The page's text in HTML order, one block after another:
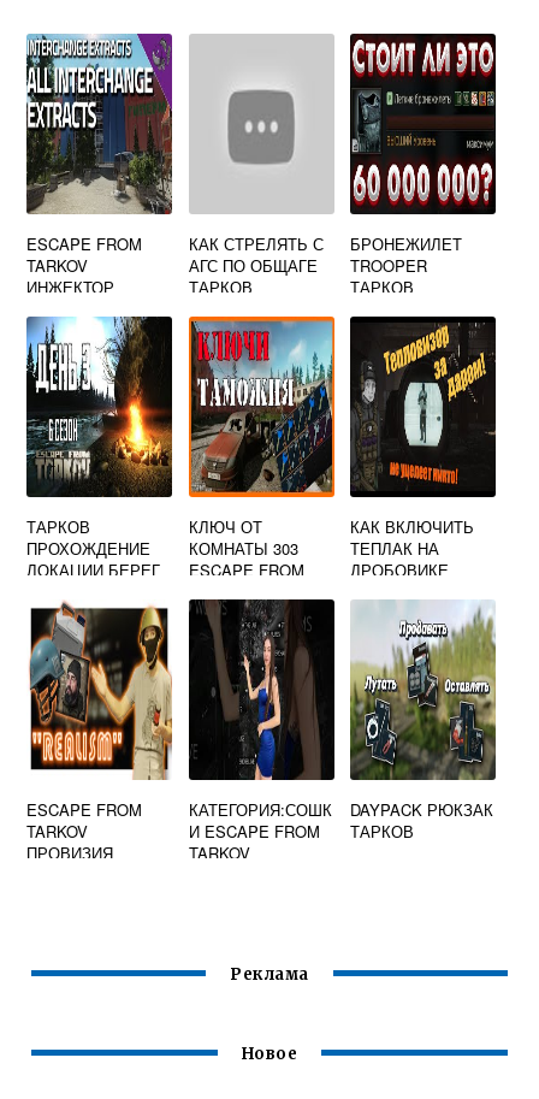
ESCAPE FROM
TARKOV
ИНЖЕКТОР
КАК СТРЕЛЯТЬ С
АГС ПО ОБЩАГЕ
ТАРКОВ
БРОНЕЖИЛЕТ
TROOPER
ТАРКОВ
ТАРКОВ
ПРОХОЖДЕНИЕ
ЛОКАЦИИ БЕРЕГ
КЛЮЧ ОТ
КОМНАТЫ 303
ESCAPE FROM
КАК ВКЛЮЧИТЬ
ТЕПЛАК НА
ДРОБОВИКЕ
ESCAPE FROM
TARKOV
ПРОВИЗИЯ
КАТЕГОРИЯ:СОШК
И ESCAPE FROM
TARKOV
DAYPACK РЮКЗАК
ТАРКОВ
Реклама
Новое